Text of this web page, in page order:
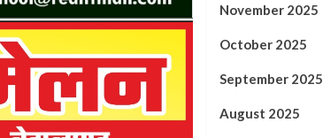
November 2025
October 2025
September 2025
August 2025